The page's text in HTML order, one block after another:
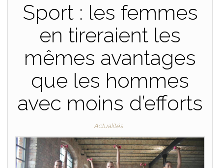
Sport : les femmes
en tireraient les
mêmes avantages
que les hommes
avec moins d’efforts
Actualités